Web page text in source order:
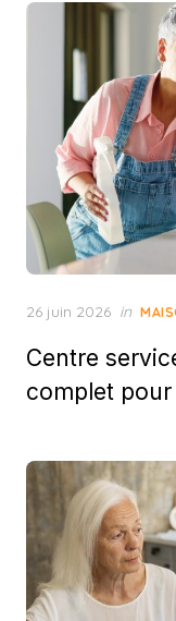
Posted
26 juin 2026 in
Centre
complet pour